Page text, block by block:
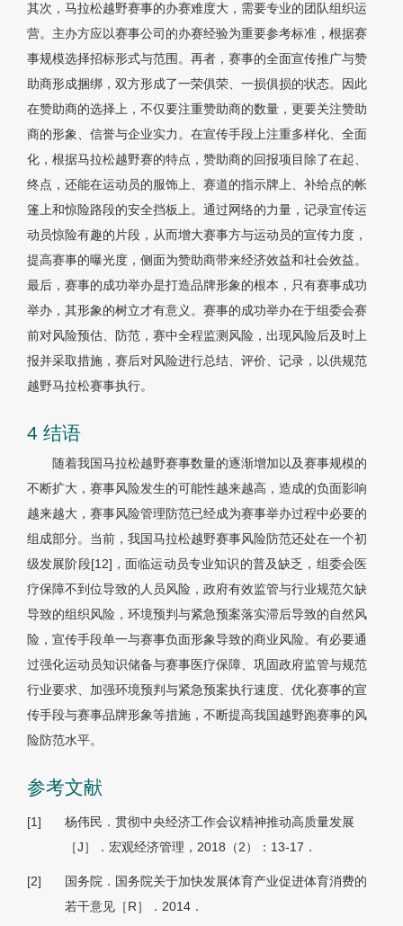
其次，马拉松越野赛事的办赛难度大，需要专业的团队组织运
营。主办方应以赛事公司的办赛经验为重要参考标准，根据赛
事规模选择招标形式与范围。再者，赛事的全面宣传推广与赞
助商形成捆绑，双方形成了一荣俱荣、一损俱损的状态。因此
在赞助商的选择上，不仅要注重赞助商的数量，更要关注赞助
商的形象、信誉与企业实力。在宣传手段上注重多样化、全面
化，根据马拉松越野赛的特点，赞助商的回报项目除了在起、
终点，还能在运动员的服饰上、赛道的指示牌上、补给点的帐
篷上和惊险路段的安全挡板上。通过网络的力量，记录宣传运
动员惊险有趣的片段，从而增大赛事方与运动员的宣传力度，
提高赛事的曝光度，侧面为赞助商带来经济效益和社会效益。
最后，赛事的成功举办是打造品牌形象的根本，只有赛事成功
举办，其形象的树立才有意义。赛事的成功举办在于组委会赛
前对风险预估、防范，赛中全程监测风险，出现风险后及时上
报并采取措施，赛后对风险进行总结、评价、记录，以供规范
越野马拉松赛事执行。
4 结语
随着我国马拉松越野赛事数量的逐渐增加以及赛事规模的
不断扩大，赛事风险发生的可能性越来越高，造成的负面影响
越来越大，赛事风险管理防范已经成为赛事举办过程中必要的
组成部分。当前，我国马拉松越野赛事风险防范还处在一个初
级发展阶段[12]，面临运动员专业知识的普及缺乏，组委会医
疗保障不到位导致的人员风险，政府有效监管与行业规范欠缺
导致的组织风险，环境预判与紧急预案落实滞后导致的自然风
险，宣传手段单一与赛事负面形象导致的商业风险。有必要通
过强化运动员知识储备与赛事医疗保障、巩固政府监管与规范
行业要求、加强环境预判与紧急预案执行速度、优化赛事的宣
传手段与赛事品牌形象等措施，不断提高我国越野跑赛事的风
险防范水平。
参考文献
[1]
杨伟民．贯彻中央经济工作会议精神推动高质量发展
［J］．宏观经济管理，2018（2）：13-17．
[2]
国务院．国务院关于加快发展体育产业促进体育消费的
若干意见［R］．2014．